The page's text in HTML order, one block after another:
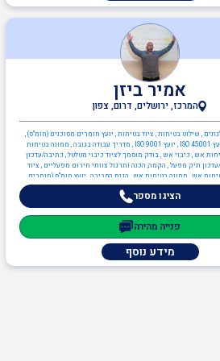
אמיר ביזן
המרכז, ירושלים, דרום, צפון
, שילוט בטיחות , ציוד בטיחות , יועץ חומרים מסוכנים (חומ"ס) ,
יועץ ארגונומיה , יועץ ISO 45001 , יועץ ISO 9001 , מדריך עבודה בגובה , ממונה בטיחות
אש , כיבוי אש , בודק מוסמך לציוד כיבוי מטלטל , כתיבה/עדכון
תיק מפעל , הקמה, הכנה ותרגול צוותי חירום מפעליים , ציוד
אש , ממונה בטיחות אש , הגנת הסביבה , יועץ חומ"ס (חומרים
מסוכנים) , יועץ הגנת הסביבה , יועץ ISO 14001
הציגו מספר
פנייה מהירה
מידע נוסף